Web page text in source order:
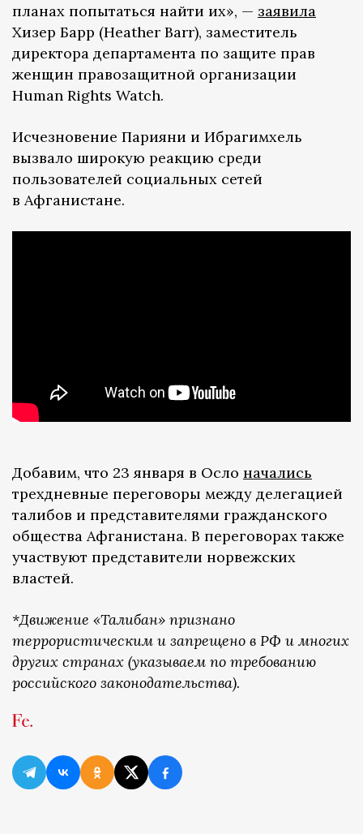
планах попытаться найти их», — заявила
Хизер Барр (Heather Barr), заместитель
директора департамента по защите прав
женщин правозащитной организации
Human Rights Watch.
Исчезновение Парияни и Ибрагимхель
вызвало широкую реакцию среди
пользователей социальных сетей
в Афганистане.
Добавим, что 23 января в Осло начались
трехдневные переговоры между делегацией
талибов и представителями гражданского
общества Афганистана. В переговорах также
участвуют представители норвежских
властей.
*Движение «Талибан» признано
террористическим и запрещено в РФ и многих
других странах (указываем по требованию
российского законодательства).